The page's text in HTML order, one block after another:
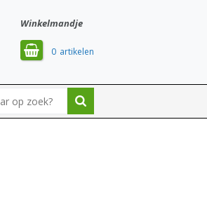
Winkelmandje
0